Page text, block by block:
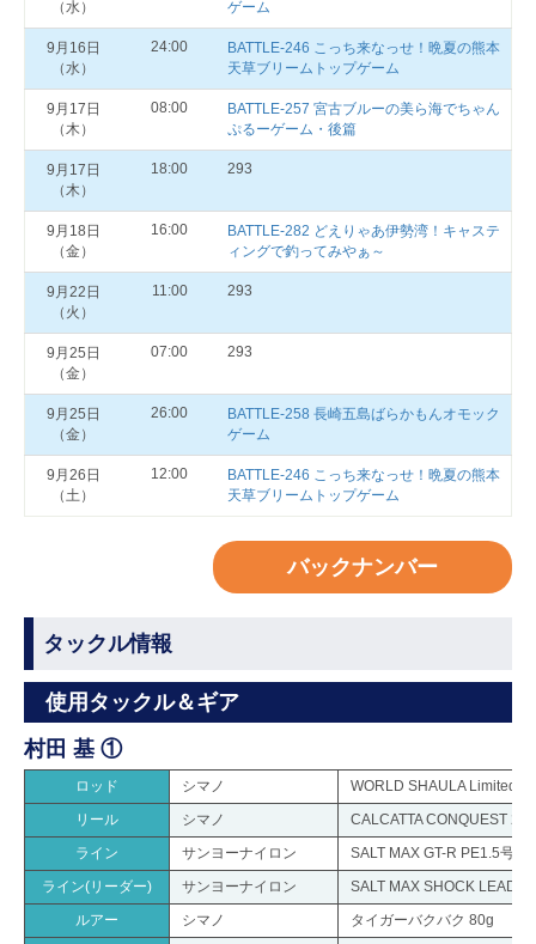
（水）
ゲーム
9月16日
（水）
24:00
BATTLE-246 こっち来なっせ！晩夏の熊本
天草ブリームトップゲーム
9月17日
（木）
08:00
BATTLE-257 宮古ブルーの美ら海でちゃん
ぷるーゲーム・後篇
9月17日
（木）
18:00 293
9月18日
（金）
16:00
BATTLE-282 どえりゃあ伊勢湾！キャステ
ィングで釣ってみやぁ～
9月22日
（火）
11:00 293
9月25日
（金）
07:00 293
9月25日
（金）
26:00
BATTLE-258 長崎五島ばらかもんオモック
ゲーム
9月26日
（土）
12:00
BATTLE-246 こっち来なっせ！晩夏の熊本
天草ブリームトップゲーム
バックナンバー
タックル情報
使用タックル＆ギア
村田 基 ①
ロッド シマノ
WORLD SHAULA Limited
リール
シマノ
CALCATTA CONQUEST
ライン
サンヨーナイロン
SALT MAX GT-R PE1.5号
ライン(リーダー)
サンヨーナイロン
SALT MAX SHOCK
ルアー
シマノ
タイガーバクバク 80g